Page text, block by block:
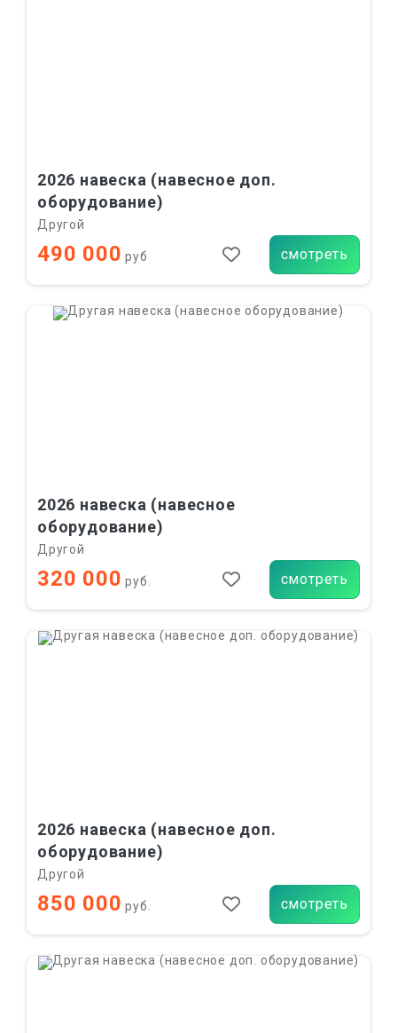
2026 навеска (навесное доп.
оборудование)
Другой
490 000 руб смотреть
2026 навеска (навесное
оборудование)
Другой
320 000 руб. смотреть
2026 навеска (навесное доп.
оборудование)
Другой
850 000 руб. смотреть